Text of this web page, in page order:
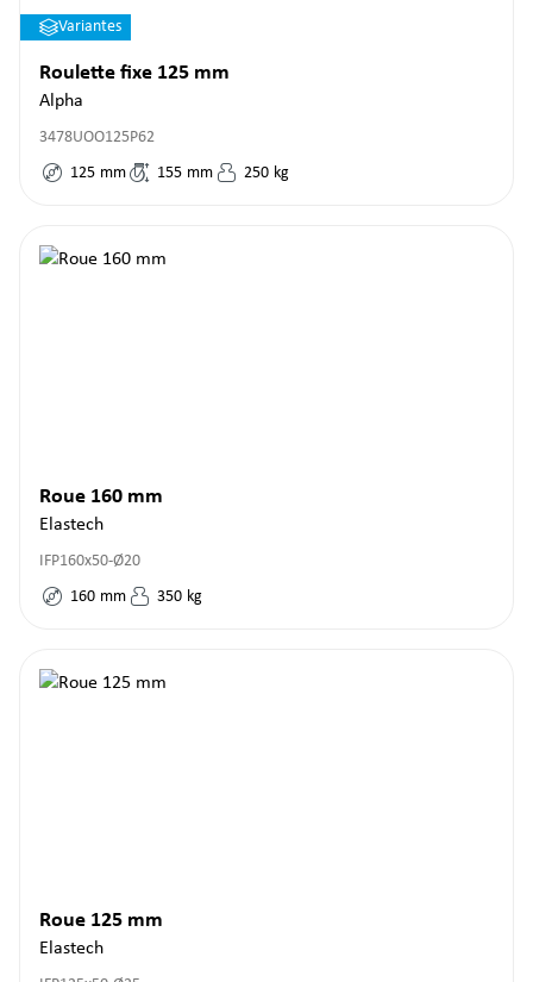
Variantes
Roulette fixe 125 mm
Alpha
3478UOO125P62
125 mm 155 mm 250 kg
Roue 160 mm
Elastech
IFP160x50-Ø20
160 mm 350 kg
Roue 125 mm
Elastech